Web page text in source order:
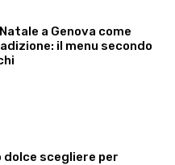
a Genova come
il menu secondo
dolce scegliere per